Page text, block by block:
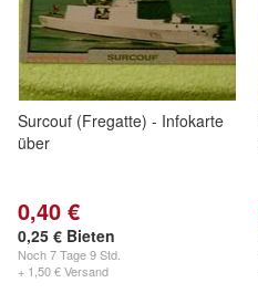
Surcouf (Fregatte) - Infokarte
über
0,40 €
0,25 € Bieten
Noch7 Tage 9 Std.
+ 1,50 € Versand